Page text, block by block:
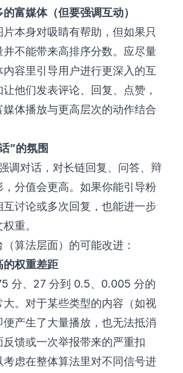
富媒体（但要强调互动）
片本身对吸睛有帮助，但如果只
并不能带来高排序分数。应尽量
内容里引导用户进行更深入的互
他们发表评论、回复、点赞，
媒体播放与更高层次的动作结合
”的氛围
调对话，对长链回复、问答、辩
，分值会更高。如果你能引导粉
互讨论或多次回复，也能进一步
重。
算法层面）的可能改进：
的权重差距
分、27 分到 0.5、0.005 分的
大。对于某些类型的内容（如视
便产生了大量播放，也无法抵消
反馈或一次举报带来的严重扣
考虑在整体算法里对不同信号进